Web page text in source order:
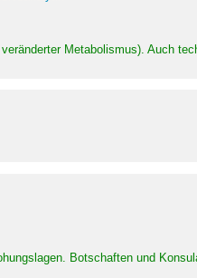
Metabolismus). Auch
Botschaften und